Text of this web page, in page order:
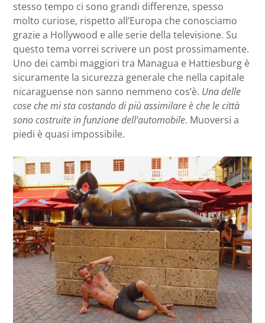
stesso tempo ci sono grandi differenze, spesso
molto curiose, rispetto all’Europa che conosciamo
grazie a Hollywood e alle serie della televisione. Su
questo tema vorrei scrivere un post prossimamente.
Uno dei cambi maggiori tra Managua e Hattiesburg è
sicuramente la sicurezza generale che nella capitale
nicaraguense non sanno nemmeno cos’è. Una delle
cose che mi sta costando di più assimilare è che le città
sono costruite in funzione dell’automobile. Muoversi a
piedi è quasi impossibile.